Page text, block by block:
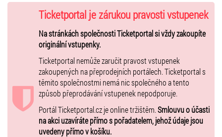
skladby poslední dekády a staly se součástí soundtracků milionů
fanoušků po celém světě.
V Praze je uslyšíte v plné síle - včetně velkých vokálních aranží, díky
nimž se Emeli proslavila jako jedna z nejsilnějších hlasových
interpretek své generace.
Od rekordního debutu až po nový zvuk
Její debutové album Our Version of Events patří k nejúspěšnějším
britským nahrávkám všech dob a v roce 2012 se stalo
nejprodávanějším albem ve Velké Británii. Zpěvačka se zároveň
zapsala do historie nezapomenutelným vystoupením nazahajovacím
i závěrečném ceremoniálu olympijských her v Londýně
Ticketportal je zárukou pravosti vstupenek
Na stránkách společnosti Ticketportal si vždy zakoupíte
originální vstupenky.
Ticketportal nemůže zaručit pravost vstupenek
zakoupených na přeprodejních portálech. Ticketportal s
těmito společnostmi nemá nic společného a tento
způsob přeprodávání vstupenek nepodporuje.
Portál Ticketportal.cz je online tržištěm.Smlouvu o účasti
na akci uzavíráte přímo s pořadatelem, jehož údaje jsou
uvedeny přímo v košíku.